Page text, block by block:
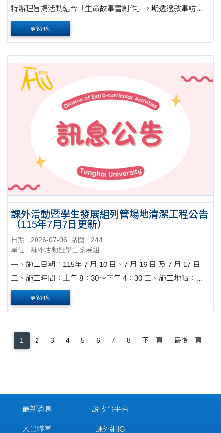
特辦理旨揭活動結合「生命故事書創作」。期透過敘事訪
談，協助長者生命經驗統整，促進世代溝通與理解，並提升
學生關懷與同理能力，以達世代傳承及共融之美....
更多訊息
課外活動暨學生發展組列管場地清潔工程公告
（115年7月7日更新）
日期 : 2026-07-06
點閱 : 244
單位 : 課外活動暨學生發展組
一、施工日期：115年 7 月 10 日、7 月 16 日 及 7 月 17 日
二、施工時間：上午 8：30～下午 4：30 三、施工地點：銘
賢堂、中正紀念堂前廳、學生活動中心(B1~1F)公共區域、學
生活動中心(室內木地板區)、北....
更多訊息
1 2 3 4 5 6 7 8 下一頁 最後一頁
最新消息
人員職掌
說故事平台
課外組IG